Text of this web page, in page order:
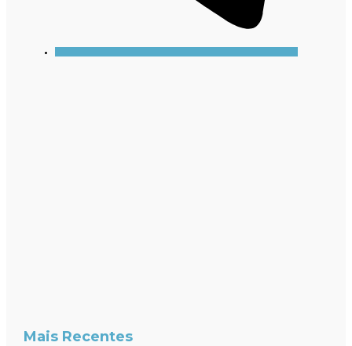
Mais Recentes